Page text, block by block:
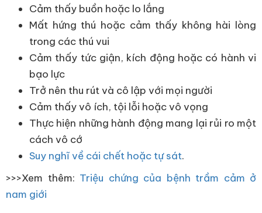
Cảm thấy buồn hoặc lo lắng
Mất hứng thú hoặc cảm thấy không hài lòng
trong các thú vui
Cảm thấy tức giận, kích động hoặc có hành vi
bạo lực
Trở nên thu rút và cô lập với mọi người
Cảm thấy vô ích, tội lỗi hoặc vô vọng
Thực hiện những hành động mang lại rủi ro một
cách vô cớ
Suy nghĩ về cái chết hoặc tự sát.
>>>Xem thêm: Triệu chứng của bệnh trầm cảm ở
nam giới